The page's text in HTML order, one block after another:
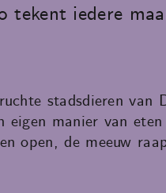
tekent iedere
stadsdieren
manier van
open, de meeuw